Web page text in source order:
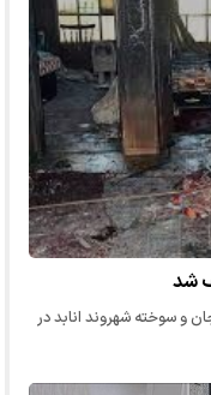
شد
و سوخته شهروند انابد در